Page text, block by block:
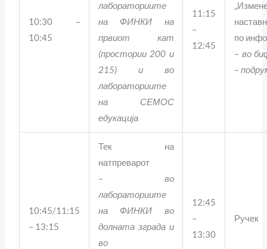
10:30 –
10:45
лабораториите
на ФИНКИ на
првиот кат
(простории 200 и
215) и во
лабораториите
на СЕМОС
едукација
11:15
–
12:45
по
– во
–
10:45/11:15
– 13:15
Тек на
натпреварот
– во
лабораториите
на ФИНКИ во
долната зграда и
во
12:45
–
13:30
Ручек